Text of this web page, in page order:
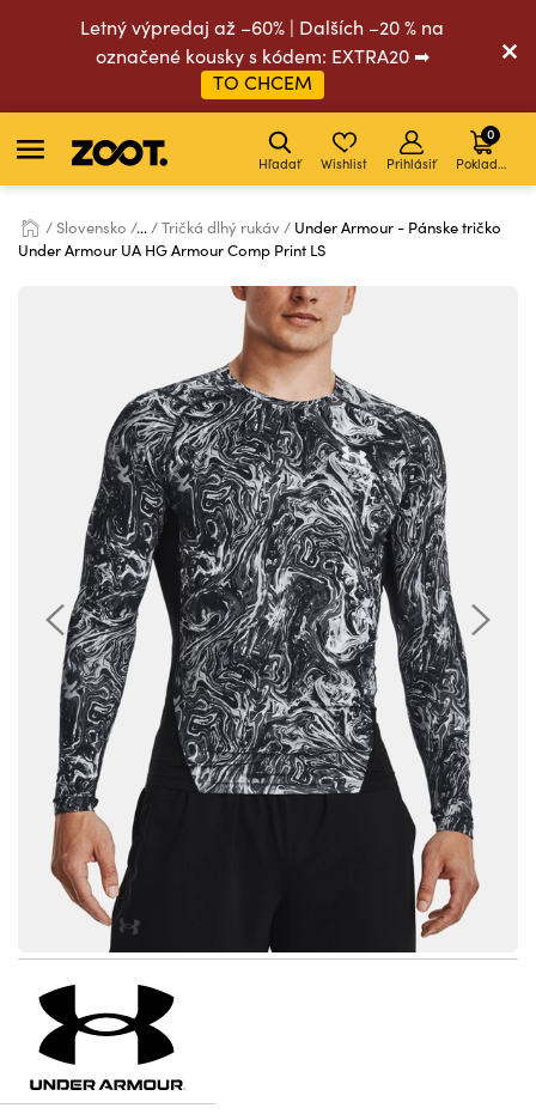
Letný výpredaj až –60% | Dalších –20 % na
označené kousky s kódem: EXTRA20 ➡
TO CHCEM
Hľadať Wishlist Prihlásiť Pokladňa
0
Slovensko ... Tričká dlhý rukáv
Under Armour - Pánske tričko
Under Armour UA HG Armour Comp Print LS